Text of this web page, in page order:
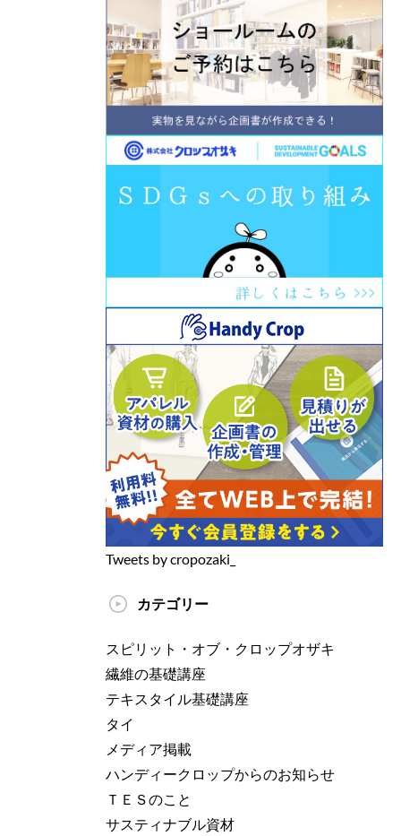
Tweets by cropozaki_
カテゴリー
スピリット・オブ・クロップオザキ
繊維の基礎講座
テキスタイル基礎講座
タイ
メディア掲載
ハンディークロップからのお知らせ
ＴＥＳのこと
サスティナブル資材